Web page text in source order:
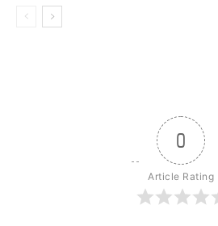
0
Article Rating